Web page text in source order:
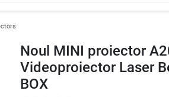
Noul MINI proiector
Videoproiector Laser
BOX